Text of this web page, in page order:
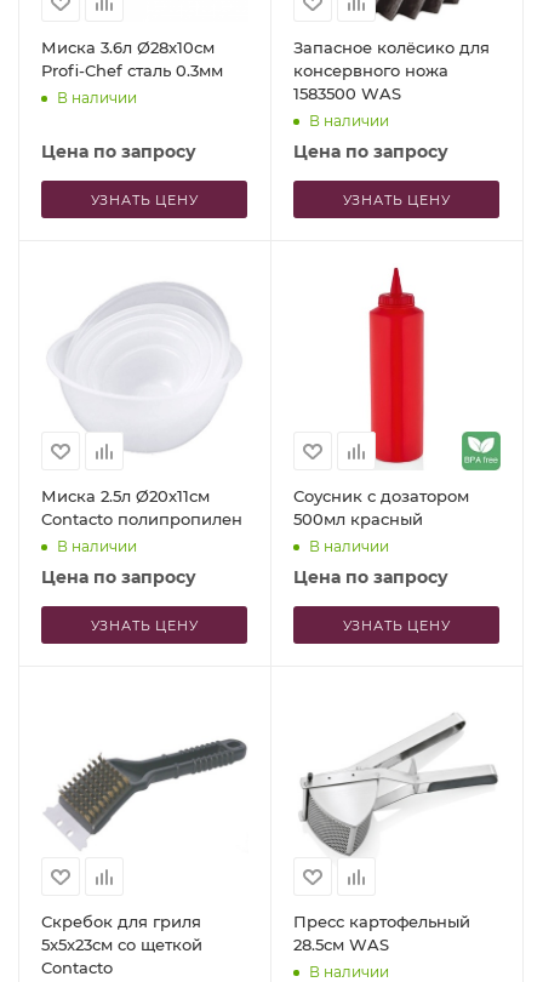
Миска 3.6л Ø28x10см
Profi-Chef сталь 0.3мм
В наличии
Цена по запросу
УЗНАТЬ ЦЕНУ
Запасное колёсико для
консервного ножа
1583500 WAS
В наличии
Цена по запросу
УЗНАТЬ ЦЕНУ
Миска 2.5л Ø20x11см
Contacto полипропилен
В наличии
Цена по запросу
УЗНАТЬ ЦЕНУ
Соусник с дозатором
500мл красный
В наличии
Цена по запросу
УЗНАТЬ ЦЕНУ
Скребок для гриля
5x5x23см со щеткой
Contacto
Пресс картофельный
28.5см WAS
В наличии